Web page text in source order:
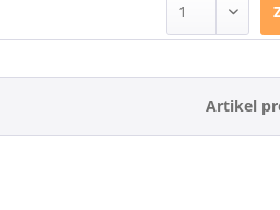
Artikel